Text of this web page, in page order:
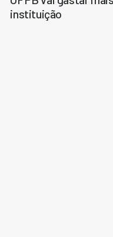
instituição